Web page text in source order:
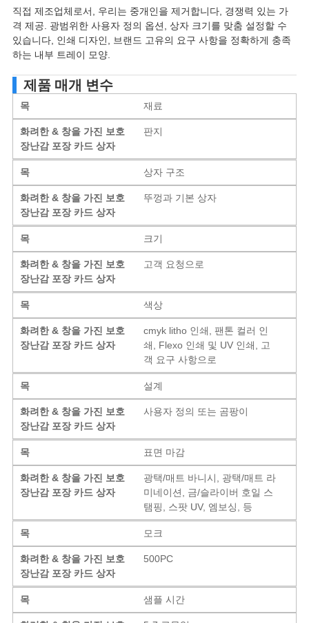
직접 제조업체로서, 우리는 중개인을 제거합니다, 경쟁력 있는 가
격 제공. 광범위한 사용자 정의 옵션, 상자 크기를 맞춤 설정할 수
있습니다, 인쇄 디자인, 브랜드 고유의 요구 사항을 정확하게 충족
하는 내부 트레이 모양.
제품 매개 변수
목 재료
화려한 & 창을 가진 보호
장난감 포장 카드 상자
판지
목 상자 구조
화려한 & 창을 가진 보호
장난감 포장 카드 상자
뚜껑과 기본 상자
목 크기
화려한 & 창을 가진 보호
장난감 포장 카드 상자
고객 요청으로
목 색상
화려한 & 창을 가진 보호
장난감 포장 카드 상자
cmyk litho 인쇄, 팬톤 컬러 인
쇄, Flexo 인쇄 및 UV 인쇄, 고
객 요구 사항으로
목 설계
화려한 & 창을 가진 보호
장난감 포장 카드 상자
사용자 정의 또는 곰팡이
목 표면 마감
화려한 & 창을 가진 보호
장난감 포장 카드 상자
광택/매트 바니시, 광택/매트 라
미네이션, 금/슬라이버 호일 스
탬핑, 스팟 UV, 엠보싱, 등
목 모크
화려한 & 창을 가진 보호
장난감 포장 카드 상자
500PC
목 샘플 시간